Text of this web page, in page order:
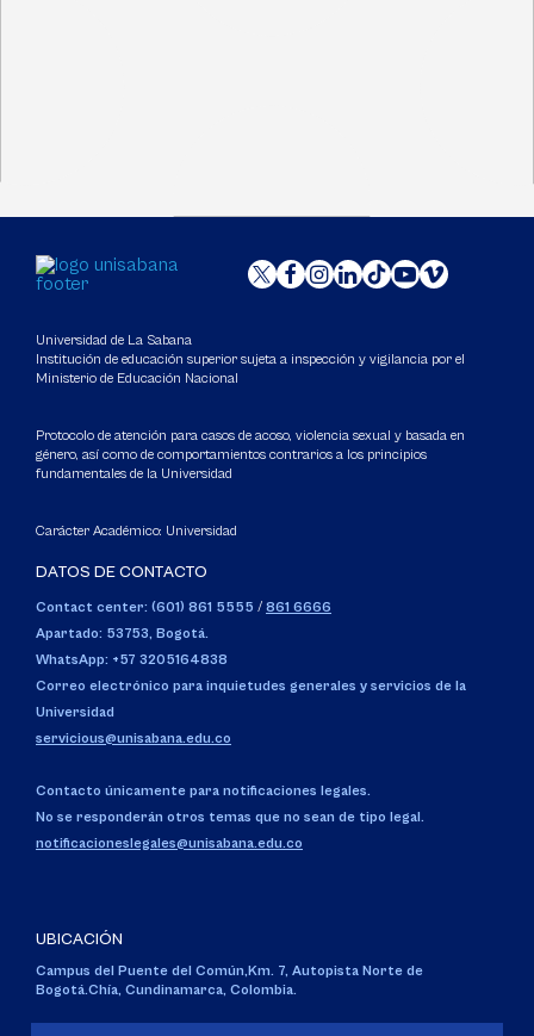
Universidad de La Sabana
Institución de educación superior sujeta a inspección y vigilancia por el
Ministerio de Educación Nacional
Protocolo de atención para casos de acoso, violencia sexual y basada en
género, así como de comportamientos contrarios a los principios
fundamentales de la Universidad
Carácter Académico: Universidad
DATOS DE CONTACTO
Contact center: (601) 861 5555 / 861 6666
Apartado: 53753, Bogotá.
WhatsApp: +57 3205164838
Correo electrónico para inquietudes generales y servicios de la
Universidad
servicious@unisabana.edu.co
Contacto únicamente para notificaciones legales.
No se responderán otros temas que no sean de tipo legal.
notificacioneslegales@unisabana.edu.co
UBICACIÓN
Campus del Puente del Común,Km. 7, Autopista Norte de
Bogotá.Chía, Cundinamarca, Colombia.